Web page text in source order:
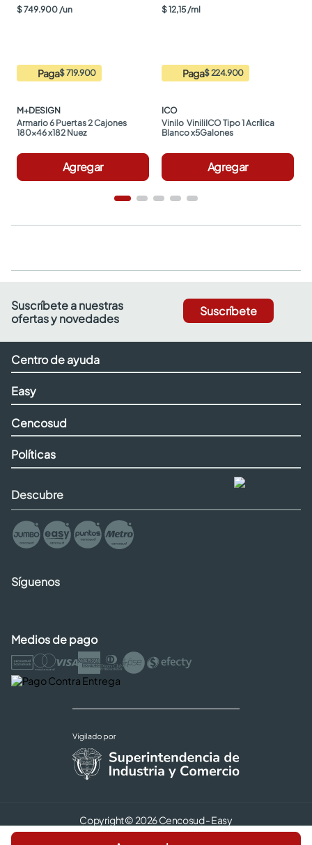
$749.900 /un
Paga$ 719.900
M+DESIGN
Armario 6 Puertas 2 Cajones
180x46 x182 Nuez
Agregar
$12,15 /ml
Paga$ 224.900
ICO
Vinilo  ViniliICO Tipo 1 Acrílica
Blanco x5Galones
Agregar
Suscríbete a nuestras
ofertas y novedades
Suscríbete
Centro de ayuda
Easy
Cencosud
Políticas
Descubre
Síguenos
Medios de pago
Copyright © 2026 Cencosud - Easy
Términos y Condiciones |